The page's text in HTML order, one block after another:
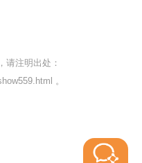
请注明出处：
。